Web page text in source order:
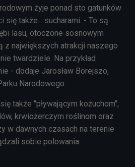
żyje ponad sto gatunków
się także... sucharami. - To są
lasu, otoczone sosnowym
z największych atrakcji naszego
twardziele. Na przykład
- dodaje Jarosław Borejszo,
Narodowego.
także "pływającym kożuchom",
krwiożerczym roślinom oraz
w dawnych czasach na terenie
sobie polowania.